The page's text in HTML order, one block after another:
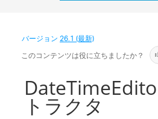
バージョン26.1 (最新)
このコンテンツは役に立ちましたか？
トラクタ